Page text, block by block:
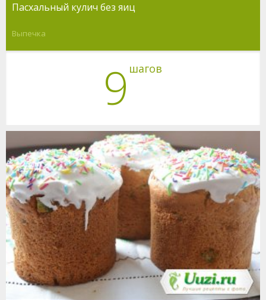
Пасхальный кулич без яиц
Выпечка
9 шагов